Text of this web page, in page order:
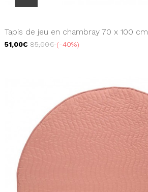
Tapis de jeu en chambray 70 x 100 cm
51,00€ 85,00€ -40%